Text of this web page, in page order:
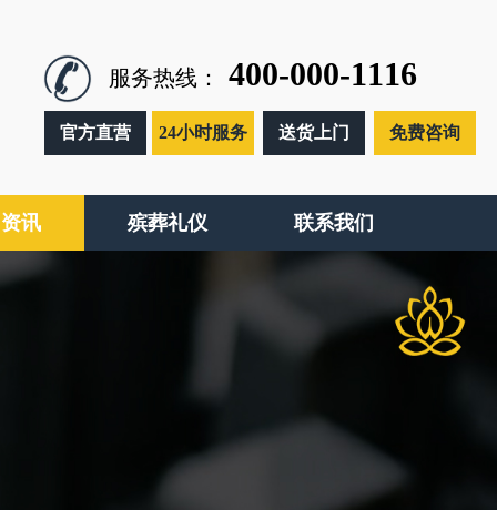
服务热线： 400-000-1116
官方直营 24小时服务 送货上门 免费咨询
讯 殡葬礼仪 联系我们